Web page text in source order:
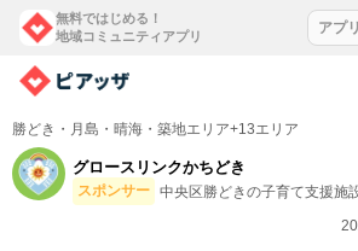
無料ではじめる！
地域コミュニティアプリ
アプ
勝どき・月島・晴海・築地エリア+13エリア
グロースリンクかちどき
スポンサー 中央区勝どきの子育て支援施